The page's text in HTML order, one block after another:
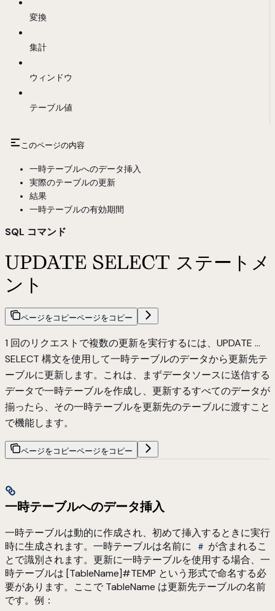
変換
集計
ウィンドウ
テーブル値
このページの内容
一時テーブルへのデータ挿入
実際のテーブルの更新
結果
一時テーブルの有効期間
SQL コマンド
UPDATE SELECT ステートメ
ント
ページをコピーページをコピー
1 回のリクエストで複数の更新を実行するには、UPDATE …
SELECT 構文を使用して一時テーブルのデータから更新先テ
ーブルに更新します。これは、まずデータソースに送信する
データで一時テーブルを作成し、更新するすべてのデータが
揃ったら、その一時テーブルを更新先のテーブルに渡すこと
で機能します。
ページをコピーページをコピー
一時テーブルへのデータ挿入
一時テーブルは動的に作成され、初めて挿入するときに実行
時に生成されます。一時テーブルは名前に
# が含まれるこ
とで識別されます。更新に一時テーブルを使用する場合、一
時テーブルは [TableName]#TEMP という形式で命名する必
要があります。ここで TableName は更新先テーブルの名前
です。例：